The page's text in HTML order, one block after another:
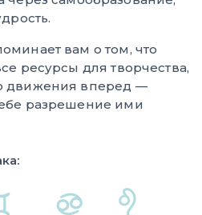
вам о том, что
ресурсы для творчества,
движения вперед —
разрешение ими